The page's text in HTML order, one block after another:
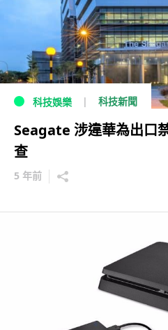
科技娛樂 科技新聞
Seagate 涉違華為出口
查
5 年前